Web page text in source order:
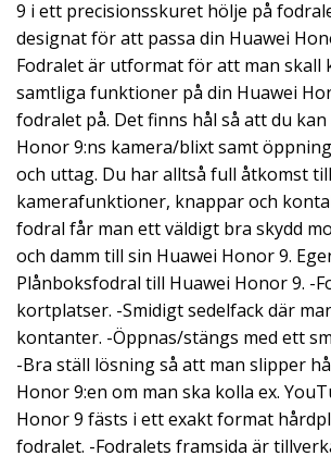
9 i ett precisionsskuret hölje på
designat för att passa din Huawei
Fodralet är utformat för att man skall
samtliga funktioner på din Huawei
fodralet på. Det finns hål så att du kan
Honor 9:ns kamera/blixt samt
och uttag. Du har alltså full åtkomst
kamerafunktioner, knappar och
fodral får man ett väldigt bra skydd
och damm till sin Huawei Honor 9.
Plånboksfodral till Huawei Honor 9. -
kortplatser. -Smidigt sedelfack där
kontanter. -Öppnas/stängs med ett
-Bra ställ lösning så att man slipper
Honor 9:en om man ska kolla ex.
Honor 9 fästs i ett exakt format
fodralet. -Fodralets framsida är